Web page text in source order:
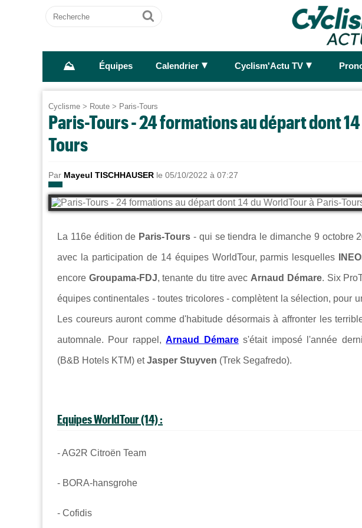
Recherche
Ok
⛰ Équipes Calendrier ► Cyclism'Actu TV ►
Cyclisme > Route > Paris-Tours
Paris-Tours - 24 formations au départ dont
Tours
Par Mayeul TISCHHAUSER le 05/10/2022 à 07:27
La 116e édition de Paris-Tours - qui se tiendra le dimanche 9 octobre
avec la participation de 14 équipes WorldTour, parmis lesquelles
encore Groupama-FDJ, tenante du titre avec Arnaud Démare. Six
équipes continentales - toutes tricolores - complètent la sélection, pour
Les coureurs auront comme d'habitude désormais à affronter les
automnale. Pour rappel,Arnaud Démares'était imposé l'année
(B&B Hotels KTM) etJasper Stuyven (Trek Segafredo).
Equipes WorldTour (14) :
- AG2R Citroën Team
- BORA-hansgrohe
- Cofidis